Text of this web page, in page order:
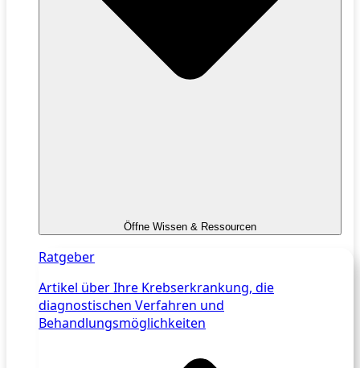
Öffne Wissen & Ressourcen
Ratgeber
Artikel über Ihre Krebserkrankung, die
diagnostischen Verfahren und
Behandlungsmöglichkeiten